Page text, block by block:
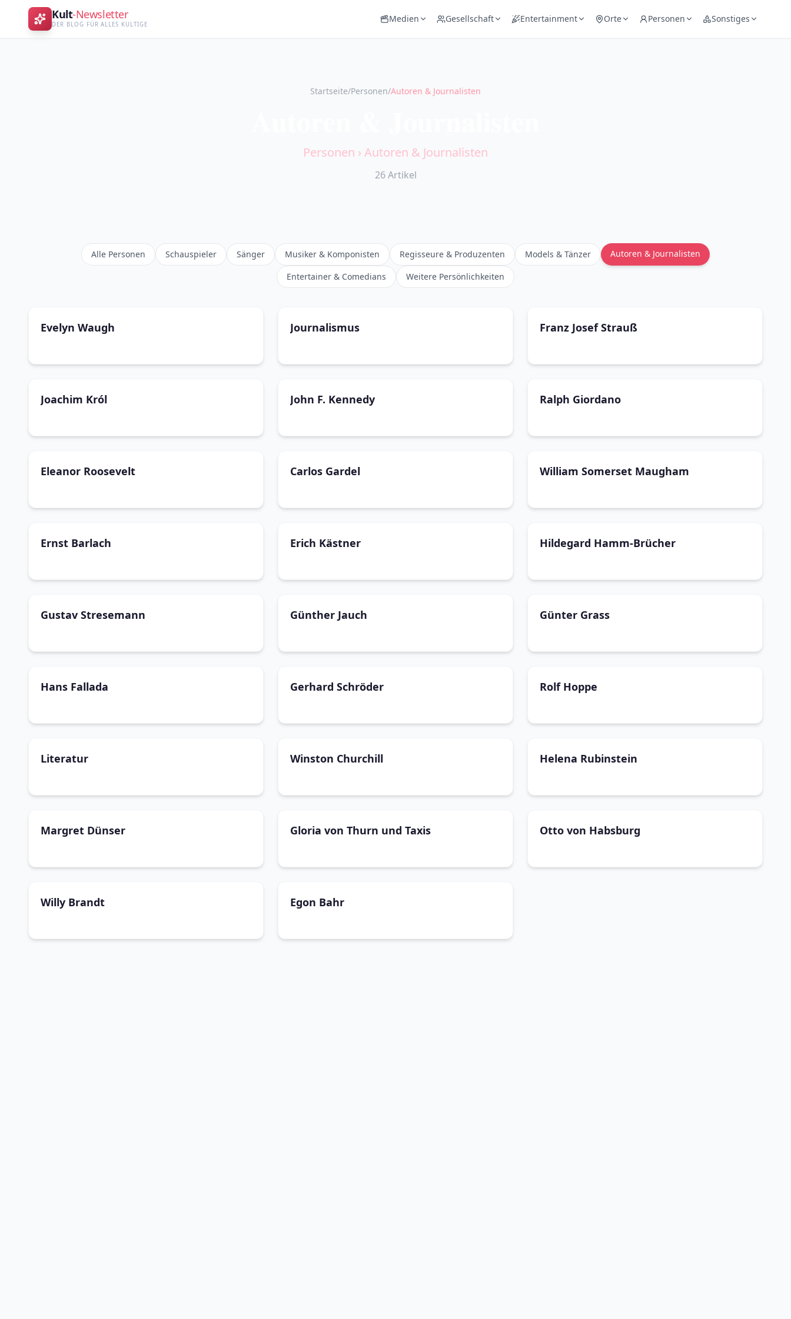
Kult-Newsletter
DER BLOG FÜR ALLES KULTIGE
Medien Gesellschaft Entertainment Orte Personen Sonstiges
Startseite/Personen/Autoren & Journalisten
Personen › Autoren & Journalisten
26Artikel
Alle Personen Schauspieler Sänger Musiker & Komponisten Regisseure & Produzenten Models & Tänzer Autoren & Journalisten
Entertainer & Comedians Weitere Persönlichkeiten
Evelyn Waugh Journalismus Franz Josef Strauß
Joachim Król John F. Kennedy Ralph Giordano
Eleanor Roosevelt Carlos Gardel William Somerset Maugham
Ernst Barlach Erich Kästner Hildegard Hamm-Brücher
Gustav Stresemann Günther Jauch Günter Grass
Hans Fallada Gerhard Schröder Rolf Hoppe
Literatur Winston Churchill Helena Rubinstein
Margret Dünser Gloria von Thurn und Taxis Otto von Habsburg
Willy Brandt Egon Bahr